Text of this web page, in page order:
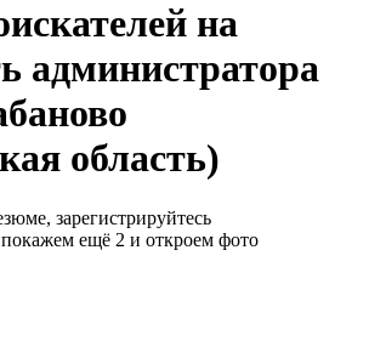
на
администратора
область)
зарегистрируйтесь
ещё 2 и откроем фото